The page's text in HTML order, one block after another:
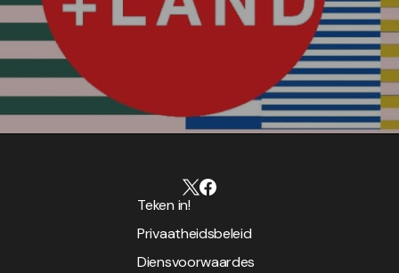
Teken in!
Privaatheidsbeleid
Diensvoorwaardes